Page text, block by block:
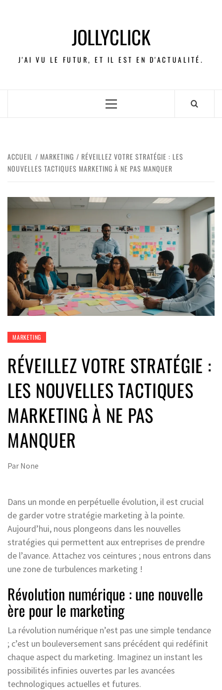
JOLLYCLICK
J'AI VU LE FUTUR, ET IL EST EN D'ACTUALITÉ.
ACCUEIL MARKETING
RÉVEILLEZ VOTRE STRATÉGIE : LES
NOUVELLES TACTIQUES MARKETING À NE PAS MANQUER
MARKETING
RÉVEILLEZ VOTRE STRATÉGIE :
LES NOUVELLES TACTIQUES
MARKETING À NE PAS
MANQUER
Par None
Dans un monde en perpétuelle évolution, il est crucial
de garder votre stratégie marketing à la pointe.
Aujourd’hui, nous plongeons dans les nouvelles
stratégies qui permettent aux entreprises de prendre
de l’avance. Attachez vos ceintures ; nous entrons dans
une zone de turbulences marketing !
Révolution numérique : une nouvelle
ère pour le marketing
La révolution numérique n’est pas une simple tendance
; c’est un bouleversement sans précédent qui redéfinit
chaque aspect du marketing. Imaginez un instant les
possibilités infinies ouvertes par les avancées
technologiques actuelles et futures.